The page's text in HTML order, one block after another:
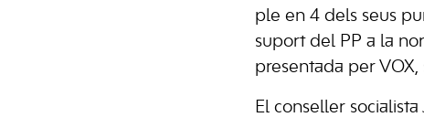
ple en 4 dels seus
suport del PP a la
presentada per
El conseller